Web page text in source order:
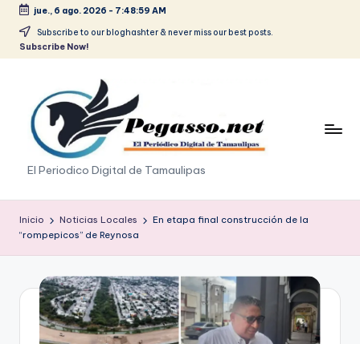
Saltar
jue., 6 ago. 2026 - 7:48:59 AM
Subscribe to our bloghashter & never miss our best posts.
Subscribe Now!
p
e
g
a
o
El Periodico Digital de Tamaulipas
Inicio Noticias Locales
En etapa final construcción de la
“rompepicos” de Reynosa